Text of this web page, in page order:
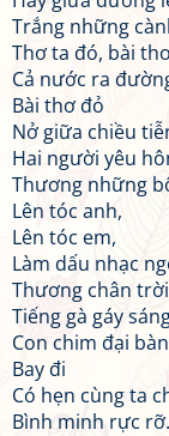
Trắng những
Thơ ta đó, bài
Cả nước ra
Bài thơ đỏ
Nở giữa chiều
Hai người yêu
Thương những
Lên tóc anh,
Lên tóc em,
Làm dấu nhạc
Thương chân
Tiếng gà gáy
Con chim đại
Bay đi
Có hẹn cùng ta
Bình minh rực rỡ.